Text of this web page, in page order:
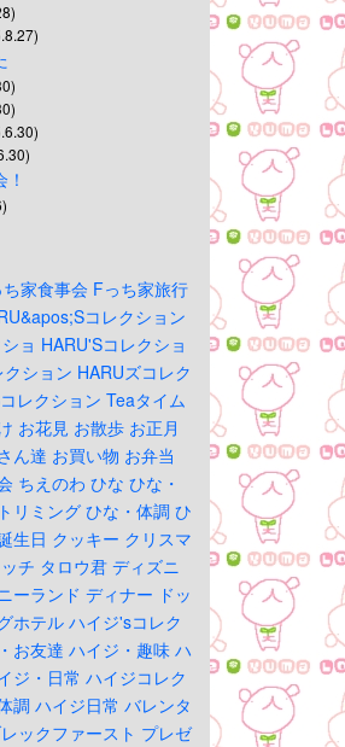
家食事会 Fっち家旅行
コレクション
ョ HARU'Sコレクショ
ション HARUズコレク
レクション Teaタイム
お花見 お散歩 お正月
ん達 お買い物 お弁当
ちえのわ ひな ひな・
リミング ひな・体調 ひ
生日 クッキー クリスマ
チ タロウ君 ディズニ
ーランド ディナー ドッ
ホテル ハイジ'sコレク
お友達 ハイジ・趣味 ハ
ジ・日常 ハイジコレク
調 ハイジ日常 バレンタ
ックファースト プレゼ